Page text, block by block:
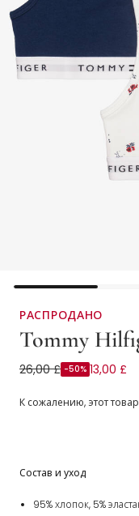
РАСПРОДАНО
Tommy
Girls Ivory & Navy
26,00 £ -50% 13,00 £
К сожалению, этот
Состав и уход
95% хлопок, 5%